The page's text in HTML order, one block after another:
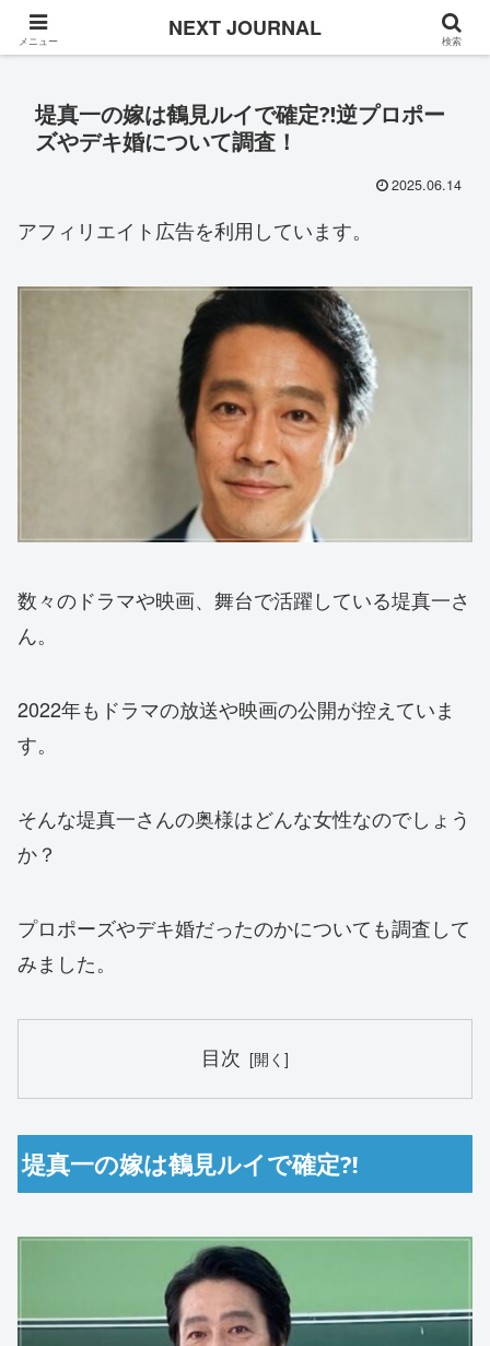
Once in a while
堤真一の嫁は鶴見ルイで確定⁈逆プロポー
ズやデキ婚について調査！
2025.06.14
アフィリエイト広告を利用しています。
数々のドラマや映画、舞台で活躍している堤真一さ
ん。
2022年もドラマの放送や映画の公開が控えていま
す。
そんな堤真一さんの奥様はどんな女性なのでしょう
か？
プロポーズやデキ婚だったのかについても調査して
みました。
目次
堤真一の嫁は鶴見ルイで確定⁈
メニュー NEXT JOURNAL 検索